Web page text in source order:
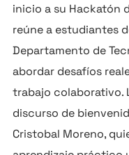
inicio a su Hackatón
reúne a estudiantes
Departamento de
abordar desafíos
trabajo colaborativo.
discurso de
Cristobal Moreno,